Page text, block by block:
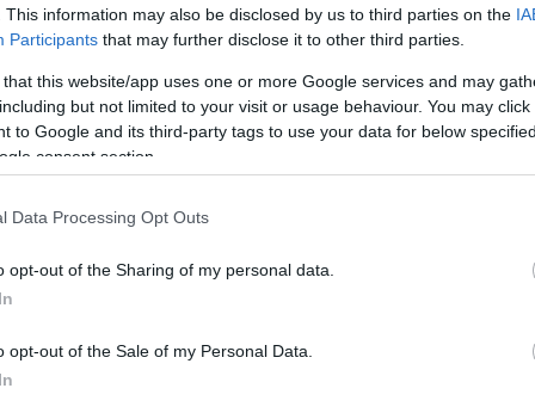
This information may also be disclosed by us to third parties on the
Participants that may further disclose it to other third parties.
that this website/app uses one or more Google services and may
but not limited to your visit or usage behaviour. You may
to Google and its third-party tags to use your data for below
consent section.
Data Processing Opt Outs
opt-out of the Sharing of my personal data.
opt-out of the Sale of my Personal Data.
és csak egy deszka tartott már, te abból is csónakot
mondva csinálom ezt. Ne fogadd el, ha kényszerít az élet!
Betonozás mocsok…
ROVOM - REC.HU